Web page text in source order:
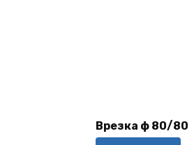
Врезка ф 80/80